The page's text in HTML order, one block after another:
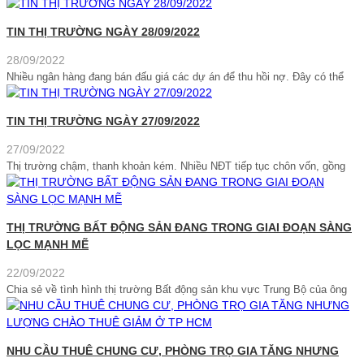
TIN THỊ TRƯỜNG NGÀY 28/09/2022
28/09/2022
Nhiều ngân hàng đang bán đấu giá các dự án để thu hồi nợ. Đây có thể
TIN THỊ TRƯỜNG NGÀY 27/09/2022
27/09/2022
Thị trường chậm, thanh khoản kém. Nhiều NĐT tiếp tục chôn vốn, gồng
THỊ TRƯỜNG BẤT ĐỘNG SẢN ĐANG TRONG GIAI ĐOẠN SÀNG
LỌC MẠNH MẼ
22/09/2022
Chia sẻ về tình hình thị trường Bất động sản khu vực Trung Bộ của ông
NHU CẦU THUÊ CHUNG CƯ, PHÒNG TRỌ GIA TĂNG NHƯNG